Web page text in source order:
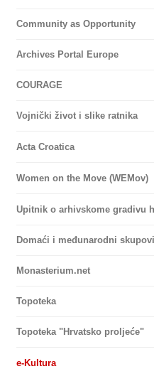
Community as Opportunity
Archives Portal Europe
COURAGE
Vojnički život i slike ratnika
Acta Croatica
Women on the Move (WEMov)
Upitnik o arhivskome gradivu
Domaći i međunarodni skupovi
Monasterium.net
Topoteka
Topoteka "Hrvatsko proljeće"
e-Kultura